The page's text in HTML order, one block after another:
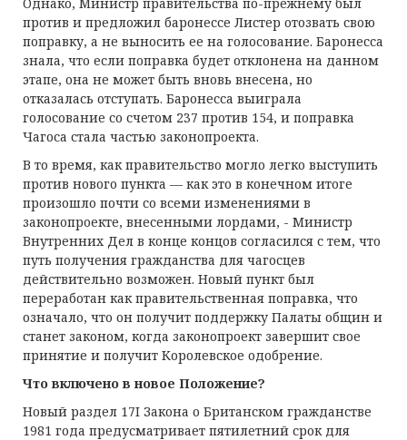
против и предложил баронессе Листер отозвать свою
поправку, а не выносить ее на голосование. Баронесса
знала, что если поправка будет отклонена на данном
этапе, она не может быть вновь внесена, но
отказалась отступать. Баронесса выиграла
голосование со счетом 237 против 154, и поправка
Чагоса стала частью законопроекта.
В то время, как правительство могло легко выступить
против нового пункта — как это в конечном итоге
произошло почти со всеми изменениями в
законопроекте, внесенными лордами, - Министр
Внутренних Дел в конце концов согласился с тем, что
путь получения гражданства для чагосцев
действительно возможен. Новый пункт был
переработан как правительственная поправка, что
означало, что он получит поддержку Палаты общин и
станет законом, когда законопроект завершит свое
принятие и получит Королевское одобрение.
Что включено в новое Положение?
Новый раздел 17I Закона о Британском гражданстве
1981 года предусматривает пятилетний срок для